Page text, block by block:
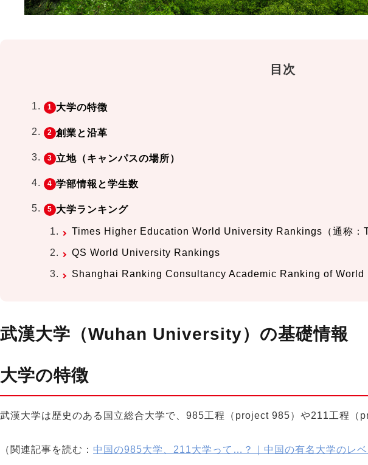
目次
大学の特徴
創業と沿革
立地（キャンパスの場所）
学部情報と学生数
大学ランキング
Times Higher Education World University Rankings（通称：
QS World University Rankings
Shanghai Ranking Consultancy Academic Ranking of
武漢大学（Wuhan University）の基礎情報
大学の特徴
武漢大学は歴史のある国立総合大学で、 985工程（project 985）や211工程（
（関連記事を読む： 中国の985大学、211大学って…？｜中国の有名大学のレベ